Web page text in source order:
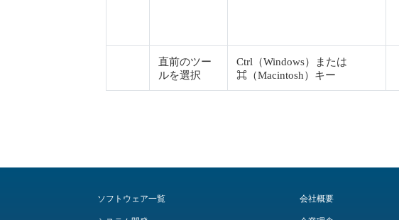
直前のツー
ルを選択
Ctrl（Windows）または
⌘（Macintosh）キー
ソフトウェア一覧 会社概要